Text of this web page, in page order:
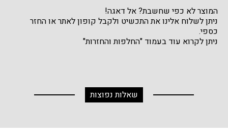
המוצר לא כפי שחשבת? אל דאגה!
ניתן לשלוח אלינו את התכשיט ולקבל קופון לאתר או החזר
כספי.
ניתן לקרוא עוד בעמוד "החלפות והחזרות"
שאלות נפוצות